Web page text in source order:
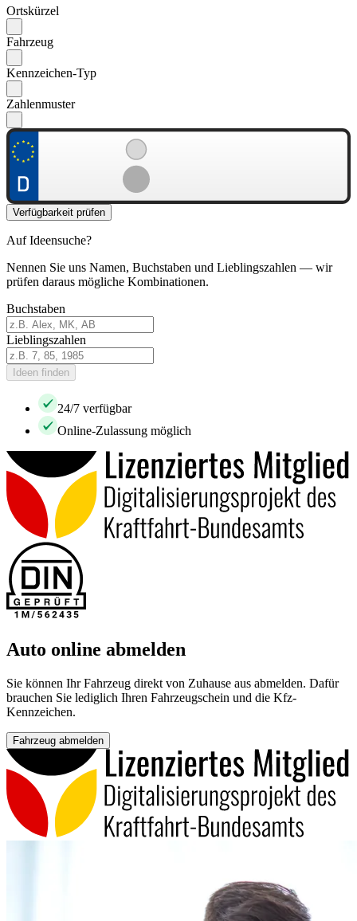
Ortskürzel
Fahrzeug
Kennzeichen-Typ
Zahlenmuster
Verfügbarkeit prüfen
Auf Ideensuche?
Nennen Sie uns Namen, Buchstaben und Lieblingszahlen — wir
prüfen daraus mögliche Kombinationen.
Buchstaben
Lieblingszahlen
Ideen finden
24/7 verfügbar
Online-Zulassung möglich
Auto online abmelden
Sie können Ihr Fahrzeug direkt von Zuhause aus abmelden. Dafür
brauchen Sie lediglich Ihren Fahrzeugschein und die Kfz-
Kennzeichen.
Fahrzeug abmelden